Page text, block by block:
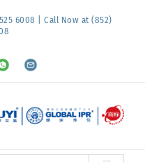
6008 | Call Now at (852)
Whatsapp
Email